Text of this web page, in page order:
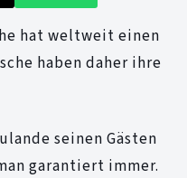
hat weltweit einen
haben daher ihre
seinen Gästen
garantiert immer.